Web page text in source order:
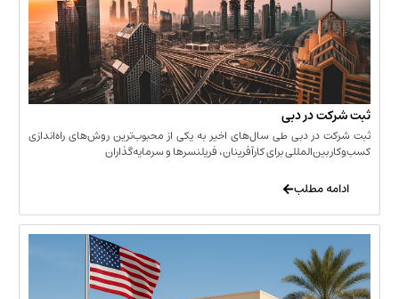
در دبی
دبی طی سال‌های اخیر به یکی از محبوب‌ترین روش‌های راه‌اندازی
برای کارآفرینان، فریلنسرها و سرمایه‌گذاران